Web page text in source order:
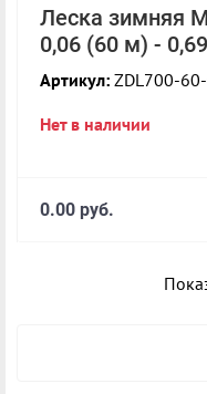
Леска зимняя
0,06 (60 м) -
Артикул: ZDL700-
Нет в наличии
0.00 руб.